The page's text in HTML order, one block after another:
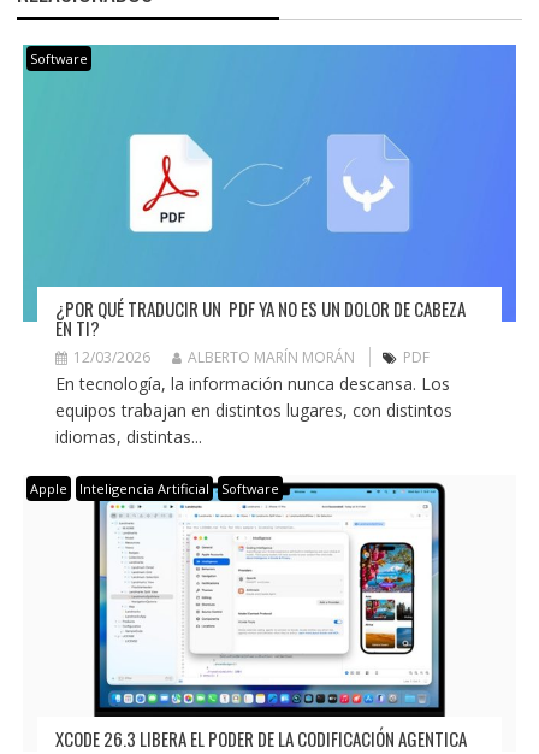
Software
¿POR QUÉ TRADUCIR UN PDF YA NO ES UN DOLOR DE CABEZA
EN TI?
12/03/2026 ALBERTO MARÍN MORÁN PDF
En tecnología, la información nunca descansa. Los
equipos trabajan en distintos lugares, con distintos
idiomas, distintas...
Apple Inteligencia Artificial Software
XCODE 26.3 LIBERA EL PODER DE LA CODIFICACIÓN AGENTICA